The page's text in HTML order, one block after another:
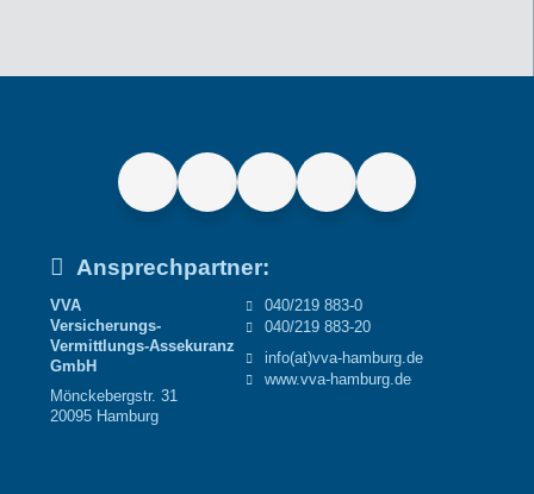
Ansprechpartner:
VVA
Versicherungs-
Vermittlungs-Assekuranz
GmbH
Mönckebergstr. 31
20095 Hamburg
040/219 883-0
040/219 883-20
info(at)vva-hamburg.de
www.vva-hamburg.de